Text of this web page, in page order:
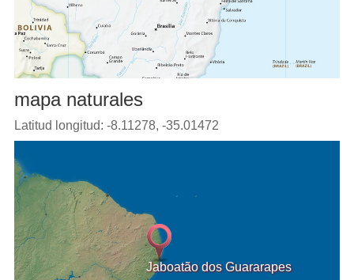
mapa naturales
Latitud longitud: -8.11278, -35.01472
Jaboatão dos Guararapes